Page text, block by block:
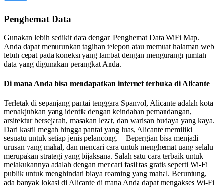
Penghemat Data
Gunakan lebih sedikit data dengan Penghemat Data WiFi Map.
Anda dapat menurunkan tagihan telepon atau memuat halaman web
lebih cepat pada koneksi yang lambat dengan mengurangi jumlah
data yang digunakan perangkat Anda.
Di mana Anda bisa mendapatkan internet terbuka di Alicante
Terletak di sepanjang pantai tenggara Spanyol, Alicante adalah kota
menakjubkan yang identik dengan keindahan pemandangan,
arsitektur bersejarah, masakan lezat, dan warisan budaya yang kaya.
Dari kastil megah hingga pantai yang luas, Alicante memiliki
sesuatu untuk setiap jenis pelancong. Bepergian bisa menjadi
urusan yang mahal, dan mencari cara untuk menghemat uang selalu
merupakan strategi yang bijaksana. Salah satu cara terbaik untuk
melakukannya adalah dengan mencari fasilitas gratis seperti Wi-Fi
publik untuk menghindari biaya roaming yang mahal. Beruntung,
ada banyak lokasi di Alicante di mana Anda dapat mengakses Wi-Fi